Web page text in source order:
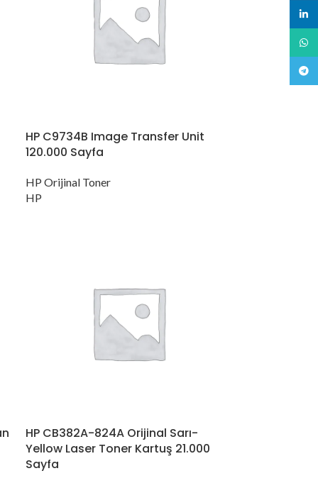
HP C9734B Image Transfer Unit
120.000 Sayfa
HP Orijinal Toner
HP
HP CB382A-824A Orijinal Sarı-
Yellow Laser Toner Kartuş 21.000
Sayfa